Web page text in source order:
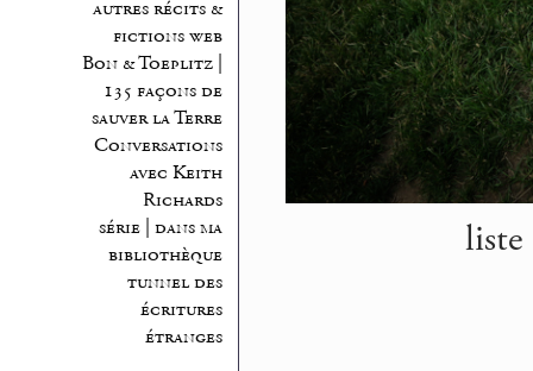
autres récits &
fictions web
Bon & Toeplitz |
135 façons de
sauver la Terre
Conversations
avec Keith
Richards
série | dans ma
bibliothèque
tunnel des
écritures
étranges
liste